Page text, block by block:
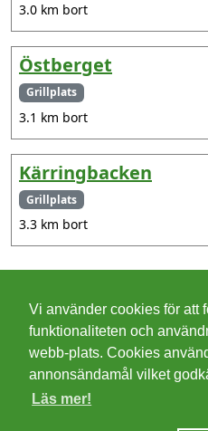
3.0 km bort
Östberget
Grillplats
3.1 km bort
Kärringbacken
Grillplats
3.3 km bort
Cookies
Integritetspolicy
Villkor
Vi använder cookies för att
funktionaliteten och
webb-plats. Cookies
annonsändamål vilket
Läs mer!